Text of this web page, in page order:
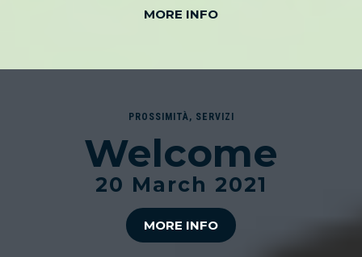
MORE INFO
PROSSIMITÀ, SERVIZI
Welcome
20 March 2021
MORE INFO